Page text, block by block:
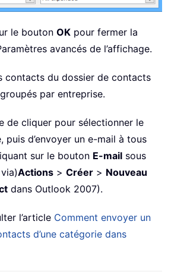
le bouton OK pour fermer la
avancés de l’affichage.
contacts du dossier de contacts
par entreprise.
de cliquer pour sélectionner le
puis d’envoyer un e-mail à tous
sur le bouton E-mail sous
Actions > Créer > Nouveau
dans Outlook 2007).
l’article Comment envoyer un
d’une catégorie dans